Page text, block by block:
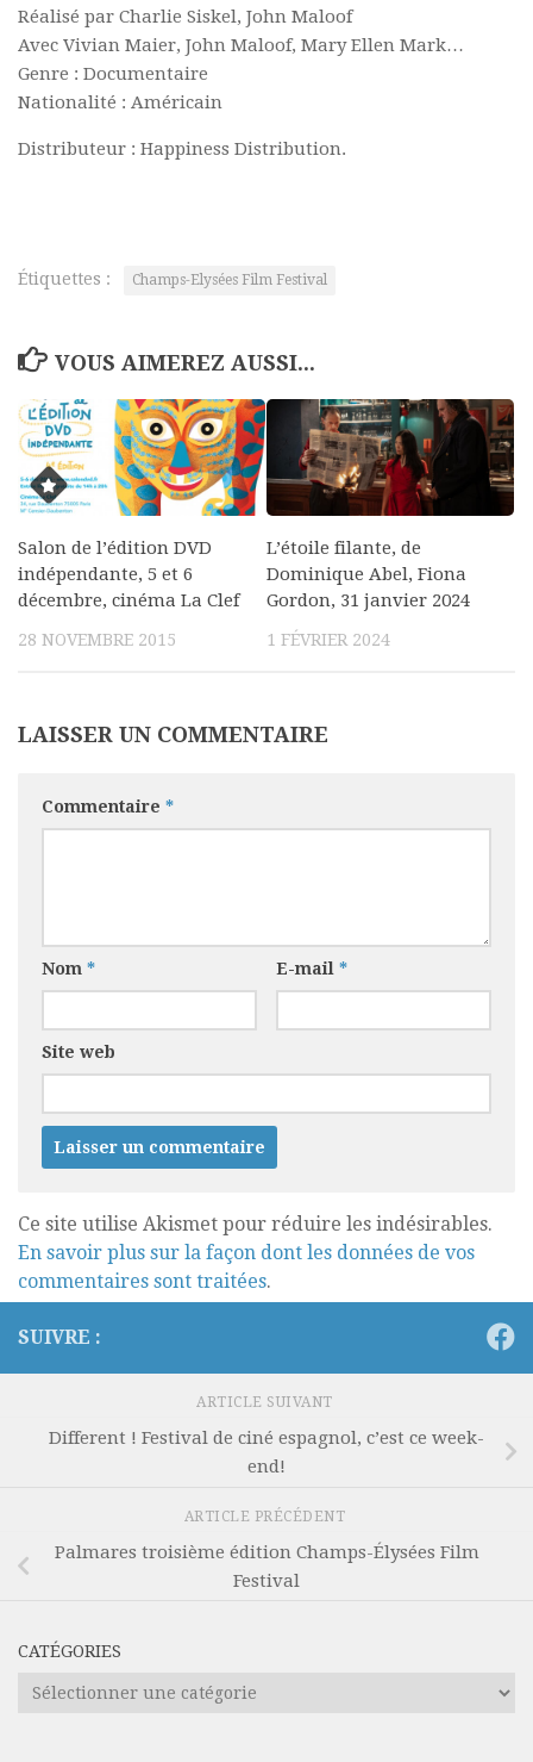
Réalisé par Charlie Siskel, John Maloof
Avec Vivian Maier, John Maloof, Mary Ellen Mark…
Genre : Documentaire
Nationalité : Américain
Distributeur : Happiness Distribution.
Étiquettes : Champs-Elysées Film Festival
VOUS AIMEREZ AUSSI...
Salon de l’édition DVD
indépendante, 5 et 6
décembre, cinéma La Clef
28 NOVEMBRE 2015
L’étoile filante, de
Dominique Abel, Fiona
Gordon, 31 janvier 2024
1 FÉVRIER 2024
LAISSER UN COMMENTAIRE
Commentaire *
Nom * E-mail *
Site web
Ce site utilise Akismet pour réduire les indésirables.
En savoir plus sur la façon dont les données de vos
commentaires sont traitées.
SUIVRE :
ARTICLE SUIVANT
Different ! Festival de ciné espagnol, c’est ce week-
end!
ARTICLE PRÉCÉDENT
Palmares troisième édition Champs-Élysées Film
Festival
CATÉGORIES
Catégories